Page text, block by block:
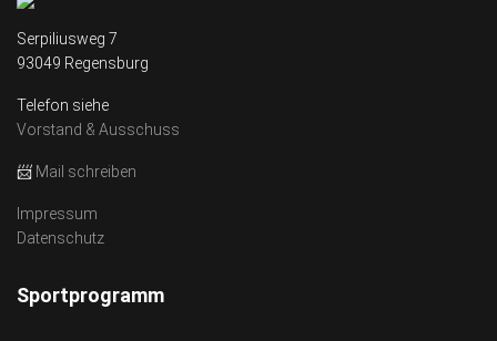
Serpiliusweg 7
93049 Regensburg
Telefon siehe
Vorstand & Ausschuss
📨 Mail schreiben
Impressum
Datenschutz
Sportprogramm